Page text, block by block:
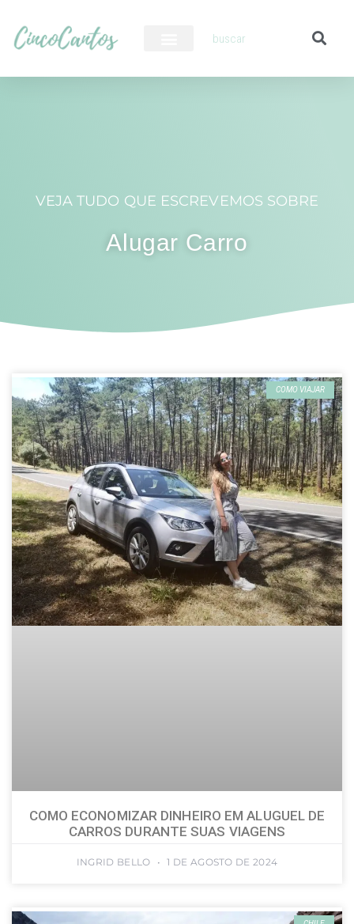
VEJA TUDO QUE ESCREVEMOS SOBRE
Alugar Carro
COMO VIAJAR
COMO ECONOMIZAR DINHEIRO EM ALUGUEL DE
CARROS DURANTE SUAS VIAGENS
INGRID BELLO 1 DE AGOSTO DE 2024